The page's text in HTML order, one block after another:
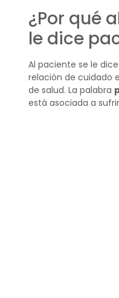
¿Por qué
le dice
Al paciente se le
relación de cuidado
de salud. La palabra
está asociada a